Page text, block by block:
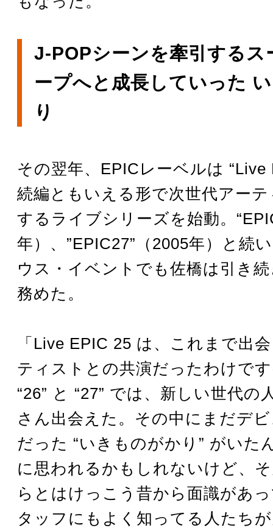
J-POPシーンを牽引するス
ープへと成長していった
り
その翌年、EPICレーベルは “Live
続編ともいえる形で次世代アー
するライブシリーズを始動。
年）、”EPIC27”（2005年）と続
ウス・イベントでも佐橋は引き
務めた。
「Live EPIC 25 は、これまで出
ティストとの共演だったわけで
“26” と “27” では、新しい世代の
さん出会えた。その中にまだデ
だった “いきものがかり” がいた
に思われるかもしれないけど、
らとはけっこう昔から面識があ
タッフにもよく知ってる人たち